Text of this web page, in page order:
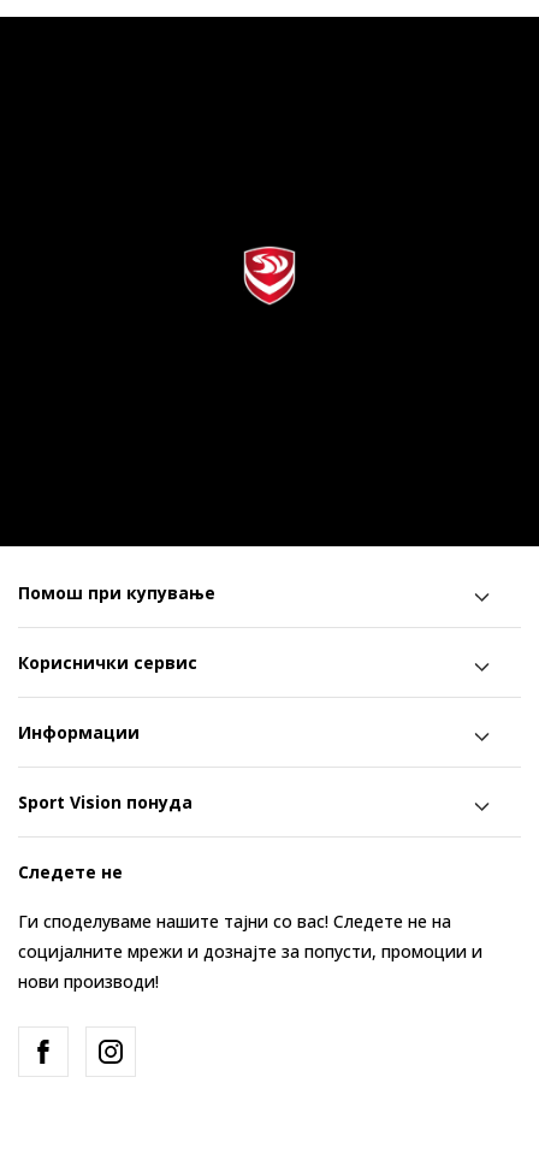
Помош при купување
Кориснички сервис
Информации
Sport Vision понуда
Следете не
Ги споделуваме нашите тајни со вас! Следете не на
социјалните мрежи и дознајте за попусти, промоции и
нови производи!